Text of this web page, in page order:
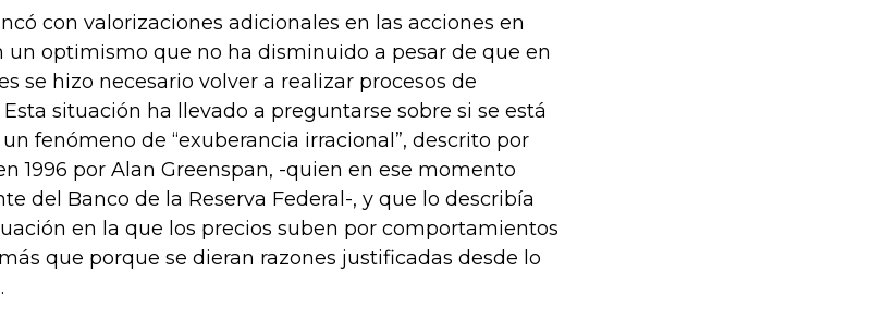
con valorizaciones adicionales en las acciones en
un optimismo que no ha disminuido a pesar de que en
se hizo necesario volver a realizar procesos de
situación ha llevado a preguntarse sobre si se está
fenómeno de “exuberancia irracional”, descrito por
1996 por Alan Greenspan, -quien en ese momento
del Banco de la Reserva Federal-, y que lo describía
en la que los precios suben por comportamientos
que porque se dieran razones justificadas desde lo